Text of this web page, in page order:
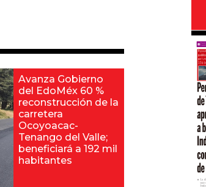
Avanza Gobierno
del EdoMéx 60 %
reconstrucción de la
carretera
Ocoyoacac-
Tenango del Valle;
beneficiará a 192 mil
habitantes